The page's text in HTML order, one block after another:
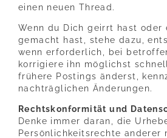
einen neuen Thread.
Wenn du Dich geirrt hast oder
gemacht hast, stehe dazu,
wenn erforderlich, bei
korrigiere ihn möglichst
frühere Postings änderst,
nachträglichen Änderungen.
Rechtskonformität und
Denke immer daran, die
Persönlichkeitsrechte anderer